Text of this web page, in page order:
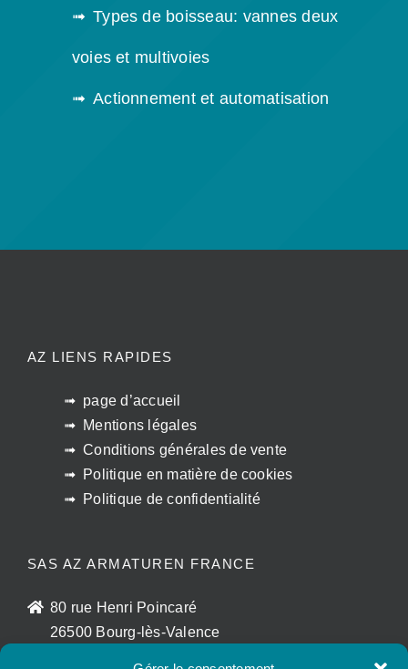
Types de boisseau: vannes deux
voies et multivoies
Actionnement et automatisation
AZ LIENS RAPIDES
page d’accueil
Mentions légales
Conditions générales de vente
Politique en matière de cookies
Politique de confidentialité
SAS AZ ARMATUREN FRANCE
80 rue Henri Poincaré
26500 Bourg-lès-Valence